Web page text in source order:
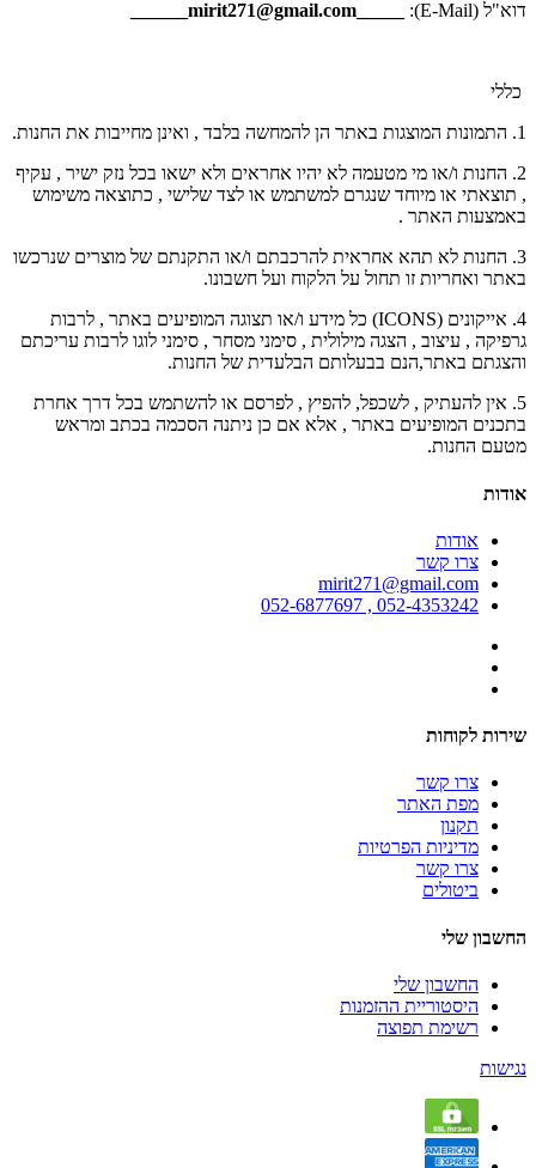
דוא"ל (E-Mail):
כללי
1. התמונות המוצגות באתר הן להמחשה בלבד , ואינן מחייבות את החנות.
2. החנות ו/או מי מטעמה לא יהיו אחראים ולא ישאו בכל נזק ישיר , עקיף
, תוצאתי או מיוחד שנגרם למשתמש או לצד שלישי , כתוצאה משימוש
באמצעות האתר .
3. החנות לא תהא אחראית להרכבתם ו/או התקנתם של מוצרים שנרכשו
באתר ואחריות זו תחול על הלקוח ועל חשבונו.
4. אייקונים (ICONS) כל מידע ו/או תצוגה המופיעים באתר , לרבות
גרפיקה , עיצוב , הצגה מילולית , סימני מסחר , סימני לוגו לרבות עריכתם
והצגתם באתר,הנם בבעלותם הבלעדית של החנות.
5. אין להעתיק , לשכפל, להפיץ , לפרסם או להשתמש בכל דרך אחרת
בתכנים המופיעים באתר , אלא אם כן ניתנה הסכמה בכתב ומראש
מטעם החנות.
אודות
אודות
צרו קשר
mirit271@gmail.com
052-4353242 , 052-6877697
שירות לקוחות
צרו קשר
מפת האתר
תקנון
מדיניות הפרטיות
צרו קשר
ביטולים
החשבון שלי
החשבון שלי
היסטוריית ההזמנות
רשימת תפוצה
נגישות